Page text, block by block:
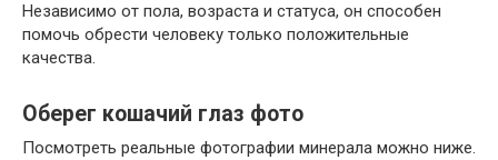
Независимо от пола, возраста и статуса, он способен
помочь обрести человеку только положительные
качества.
Оберег кошачий глаз фото
Посмотреть реальные фотографии минерала можно ниже.